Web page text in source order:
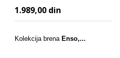
1.989,00 din
Kolekcija brena Enso,...